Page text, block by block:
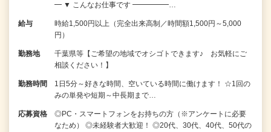
━ ▼ こんなお仕事です ━━━━━…
給与
時給1,500円以上（完全出来高制／時間額1,500円～5,000
円）
勤務地
千葉県等【ご希望の地域でオシゴトできます♪ お気軽にご
相談ください！】
勤務時間
1日5分～好きな時間、空いている時間に働けます！ ☆1回の
みの単発や短期～中長期まで…
応募資格
◎PC・スマートフォンをお持ちの方（※アンケートに必要
なため） ◎未経験者大歓迎！ ◎20代、30代、40代、50代の